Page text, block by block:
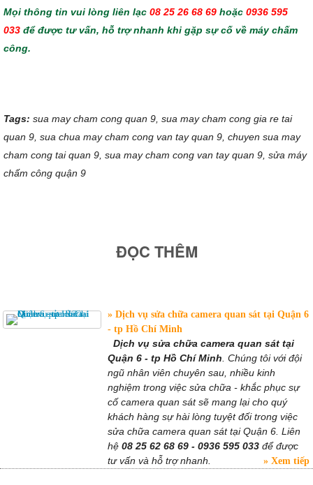
Mọi thông tin vui lòng liên lạc 08 25 26 68 69 hoặc 0936 595
033 để được tư vấn, hỗ trợ nhanh khi gặp sự cố về máy chấm
công.
Tags: sua may cham cong quan 9, sua may cham cong gia re tai
quan 9, sua chua may cham cong van tay quan 9, chuyen sua may
cham cong tai quan 9, sua may cham cong van tay quan 9, sửa máy
chấm công quận 9
ĐỌC THÊM
Dịch vụ sửa chữa camera quan sát tại Quận 6
- tp Hồ Chí Minh
Dịch vụ sửa chữa camera quan sát tại
Quận 6 - tp Hồ Chí Minh . Chúng tôi với đội
ngũ nhân viên chuyên sau, nhiều kinh
nghiệm trong việc sửa chữa - khắc phục sự
cố camera quan sát sẽ mang lại cho quý
khách hàng sự hài lòng tuyệt đối trong việc
sửa chữa camera quan sát tại Quận 6. Liên
hệ08 25 62 68 69 - 0936 595 033để được
tư vấn và hỗ trợ nhanh.
Xem tiếp